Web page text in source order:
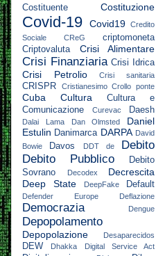
Costituente Costituzione
Covid-19 Covid19
Credito
Sociale
CReG
criptomoneta
Criptovaluta
Crisi Alimentare
Crisi Finanziaria Crisi Idrica
Crisi Petrolio Crisi sanitaria
CRISPR Cristianesimo Crollo ponte
Cuba Cultura
Cultura e
Comunicazione
Curevac Daesh
Dalai Lama Dan Olmsted
Daniel
Estulin Danimarca DARPA David
Bowie
Davos DDT de
Debito
Debito Pubblico
Debito
Sovrano
Decodex
Decrescita
Deep State
DeepFake Default
Defender Europe Deflazione
Democrazia Dengue
Depopolamento
Depopolazione Desaparecidos
DEW Dhakka Digital Service Act